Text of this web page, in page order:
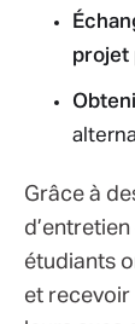
projet
Grâce à
étudiants
et recevoir